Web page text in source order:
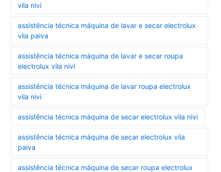
vila nivi
assistência técnica máquina de lavar e secar electrolux
vila paiva
assistência técnica máquina de lavar e secar roupa
electrolux vila nivi
assistência técnica máquina de lavar roupa electrolux
vila nivi
assistência técnica máquina de secar electrolux vila nivi
assistência técnica máquina de secar electrolux vila
paiva
assistência técnica máquina de secar roupa electrolux